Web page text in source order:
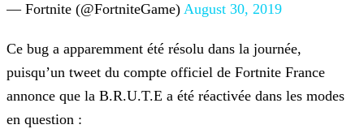
— Fortnite (@FortniteGame) August 30, 2019
Ce bug a apparemment été résolu dans la journée,
puisqu’un tweet du compte officiel de Fortnite France
annonce que la B.R.U.T.E a été réactivée dans les modes
en question :